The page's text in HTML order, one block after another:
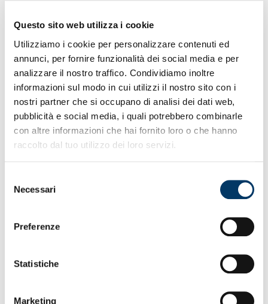
Questo sito web utilizza i cookie
Utilizziamo i cookie per personalizzare contenuti ed
annunci, per fornire funzionalità dei social media e per
analizzare il nostro traffico. Condividiamo inoltre
informazioni sul modo in cui utilizzi il nostro sito con i
nostri partner che si occupano di analisi dei dati web,
pubblicità e social media, i quali potrebbero combinarle
con altre informazioni che hai fornito loro o che hanno
raccolto dal tuo utilizzo dei loro servizi.
delNecessari
Preferenze
Statistiche
Marketing
• Il Milan rimonta le nostre al tramonto della partita
• Festa dello sport alla Sciorba e orgoglio per il club
• Ottimo spirito collettivo all’esordio delle grifonesse
• Gara di personalità da parte di Acuti e compagne
• In vantaggio con tap-in di Söndergaard sua rete n.1
Bargi
• Rete del ko realizzata nel corso dell’extra-time
• A lungo alla pari con avversarie senza timori
reverenziali
• Tecnico De La Fuente guida iter crescita del team